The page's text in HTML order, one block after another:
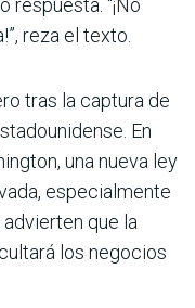
respuesta. “¡No
reza el texto.
tras la captura de
En
una nueva ley
especialmente
que la
los negocios